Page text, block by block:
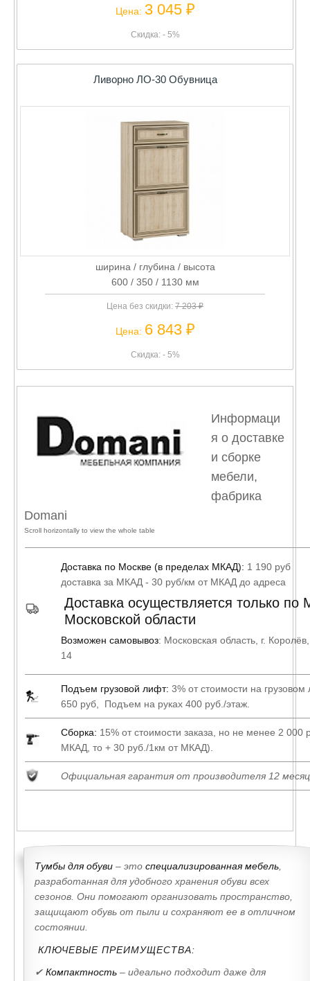
Цена: 3 045 ₽
Скидка: - 5%
Ливорно ЛО-30 Обувница
ширина / глубина / высота
600 / 350 / 1130 мм
Цена без скидки: 7 203 ₽
Цена: 6 843 ₽
Скидка: - 5%
Информаци
я о доставке
и сборке
мебели,
фабрика
Domani
Доставка по Москве (в пределах МКАД): 1 190 руб
доставка за МКАД - 30 руб/км от МКАД до адреса
Доставка осуществляется только по
Московской области
Возможен самовывоз: Московская область, г.
14
Подъем грузовой лифт: 3% от стоимости на
650 руб, Подъем на руках 400 руб./этаж.
Сборка: 15% от стоимости заказа, но не менее 2 000
МКАД, то + 30 руб./1км от МКАД).
Официальная гарантия от производителя 12
Тумбы для обуви – это специализированная мебель
разработанная для удобного хранения обуви всех
сезонов. Они помогают организовать пространство,
защищают обувь от пыли и сохраняют ее в отличном
состоянии.
КЛЮЧЕВЫЕ ПРЕИМУЩЕСТВА:
✔ Компактность – идеально подходит даже для